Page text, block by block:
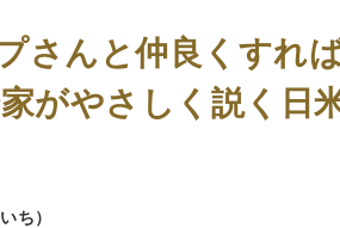
さんと仲良くすれ
がやさしく説く日
ち）